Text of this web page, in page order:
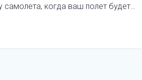
когда ваш полет будет…